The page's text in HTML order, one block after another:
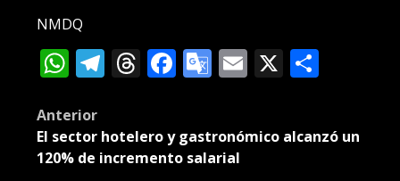
NMDQ
WhatsApp
Telegram
Threads
Facebook
Google
Translate
Email
X
Post
navigation
Anterior
El sector hotelero y gastronómico alcanzó un
120% de incremento salarial